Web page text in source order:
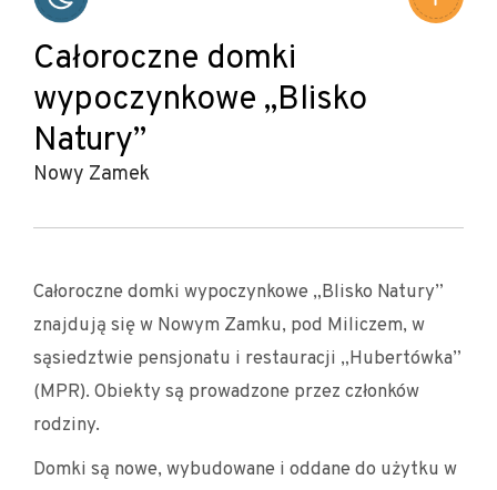
Całoroczne domki
wypoczynkowe „Blisko
Natury”
Nowy Zamek
Całoroczne domki wypoczynkowe „Blisko Natury”
znajdują się w Nowym Zamku, pod Miliczem, w
sąsiedztwie pensjonatu i restauracji „Hubertówka”
(MPR). Obiekty są prowadzone przez członków
rodziny.
Domki są nowe, wybudowane i oddane do użytku w